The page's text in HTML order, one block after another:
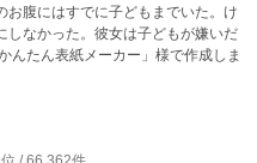
お腹にはすでに子どもまでいた。け
しなかった。彼女は子どもが嫌いだ